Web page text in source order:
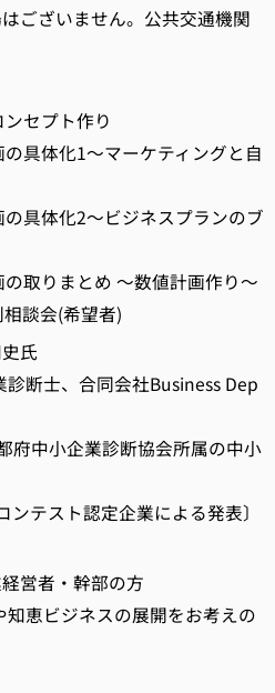
せん。公共交通機関
プト作り
化1～マーケティングと自
化2～ビジネスプランのブ
まとめ ～数値計画作り～
会(希望者)
氏
同会社Business Dep
業診断協会所属の中小
認定企業による発表〕
者・幹部の方
スの展開をお考えの